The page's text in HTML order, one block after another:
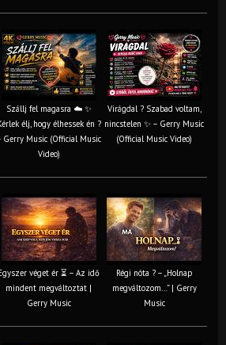
Szállj fel magasra ☁️ ✨
élj, hogy élhessek én ?
Gerry Music (Official Music
Video)
Virágdal ? Szabad voltam,
nincstelen ✨ – Gerry Music
(Official Music Video)
véget ér ⏳ – Az idő
mindent megváltoztat |
Gerry Music
Régi nóta ? – „Holnap
megváltozom…” | Gerry
Music